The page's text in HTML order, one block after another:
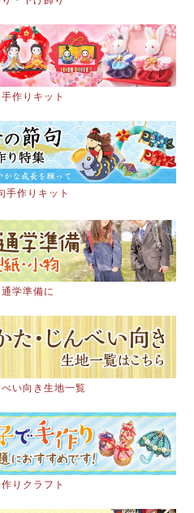
作りキット
手作りキット
学準備に
い向き生地一覧
りクラフト